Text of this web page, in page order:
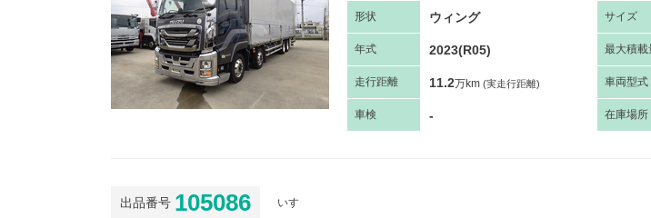
形状 ウィング サイズ
年式 2023(R05) 最大積載
走行距離 11.2万km (実走行距離) 車両型式
車検 - 在庫場所
出品番号 105086 いすゞ